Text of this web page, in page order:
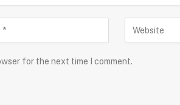
for the next time I comment.